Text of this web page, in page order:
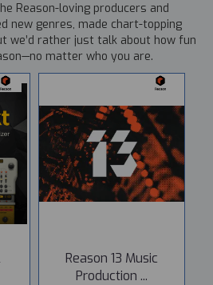
Reason-loving producers and
new genres, made chart-topping
we’d rather just talk about how fun
matter who you are.
Reason 13 Music
Production ...